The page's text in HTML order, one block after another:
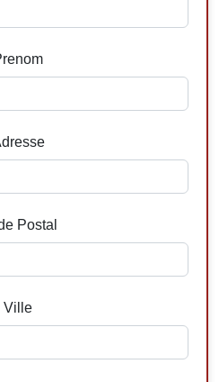
Postal
Ville